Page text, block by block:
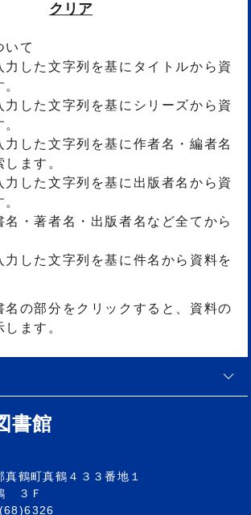
クリア
て
た文字列を基にタイトルから資
た文字列を基にシリーズから資
た文字列を基に作者名・編者名
ます。
した文字列を基に出版者名から資
名・著者名・出版者名など全てから
た文字列を基に件名から資料を
の部分をクリックすると、資料の
ます。
書館
鶴町真鶴４３３番地１
３Ｆ